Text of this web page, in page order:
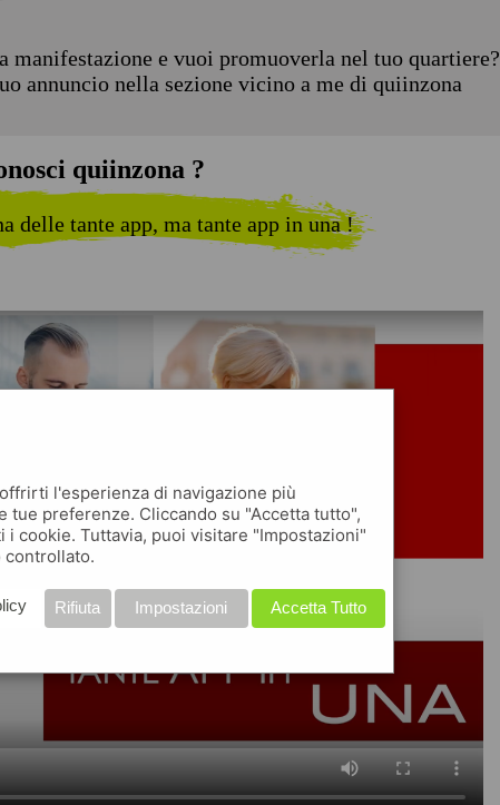
manifestazione e vuoi promuoverla nel tuo quartiere?
annuncio nella sezione vicino a me di quiinzona
quiinzona ?
delle tante app, ma tante app in una !
l'esperienza di navigazione più
tue preferenze. Cliccando su "Accetta tutto",
i cookie. Tuttavia, puoi visitare "Impostazioni"
controllato.
Accetta Tutto
Impostazioni
Rifiuta